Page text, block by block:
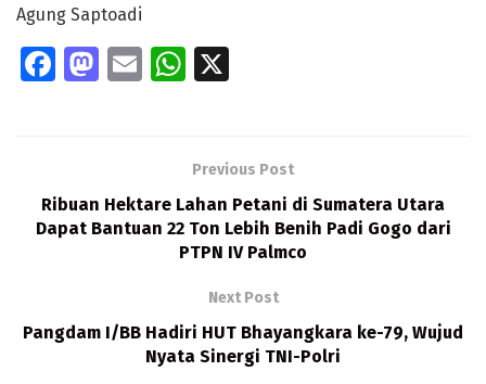
Agung Saptoadi
Fa
o
k
M
o
n
E
W
s
A
p
p
Previous Post
Ribuan Hektare Lahan Petani di Sumatera Utara
Dapat Bantuan 22 Ton Lebih Benih Padi Gogo dari
PTPN IV Palmco
Next Post
Pangdam I/BB Hadiri HUT Bhayangkara ke-79, Wujud
Nyata Sinergi TNI-Polri